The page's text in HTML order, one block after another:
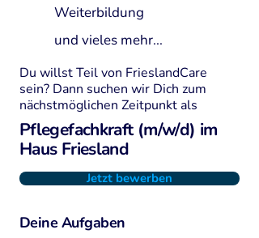
Weiterbildung
und vieles mehr...
Du willst Teil von FrieslandCare
sein? Dann suchen wir Dich zum
nächstmöglichen Zeitpunkt als
Pflegefachkraft (m/w/d) im
Haus Friesland
Jetzt bewerben
Deine Aufgaben